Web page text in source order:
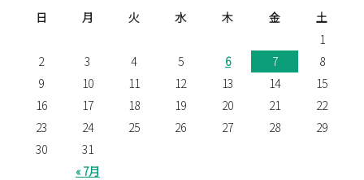
日
月 火 水 木 金 土
« 7月
1
2
3 4 5 6 7
8
9
10 11 12 13 14
15
16
17 18 19 20 21
22
23
24 25 26 27 28
29
30
31